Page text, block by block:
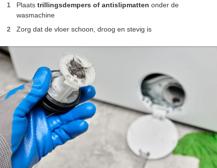
Plaats trillingsdempers of antislipmatten onder de
wasmachine
Zorg dat de vloer schoon, droog en stevig is